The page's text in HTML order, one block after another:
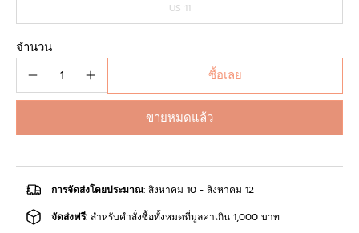
US 11
จำนวน
ขายหมดแล้ว
ซื้อเลย
การจัดส่งโดยประมาณ: สิงหาคม 10 - สิงหาคม 12
จัดส่งฟรี: สำหรับคำสั่งซื้อทั้งหมดที่มูลค่าเกิน 1,000 บาท